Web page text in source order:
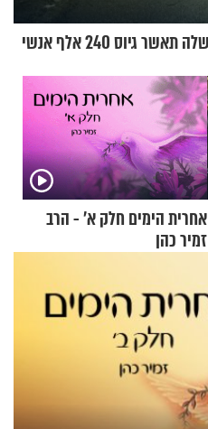
על רקע החשש מהסלמה: הממשלה תאשר גיוס 240 אלף אנשי
אחרית הימים חלק א’ - הרב
זמיר כהן